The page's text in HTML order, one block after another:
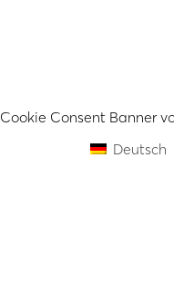
Cookie Consent Banner
Deutsch